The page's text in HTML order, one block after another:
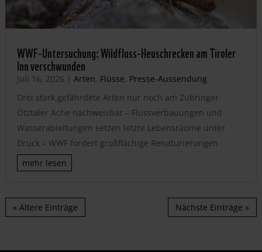
WWF-Untersuchung: Wildfluss-Heuschrecken am Tiroler
Inn verschwunden
Juli 16, 2026 | Arten, Flüsse, Presse-Aussendung
Drei stark gefährdete Arten nur noch am Zubringer
Ötztaler Ache nachweisbar – Flussverbauungen und
Wasserableitungen setzen letzte Lebensräume unter
Druck – WWF fordert großflächige Renaturierungen
mehr lesen
« Ältere Einträge Nächste Einträge »